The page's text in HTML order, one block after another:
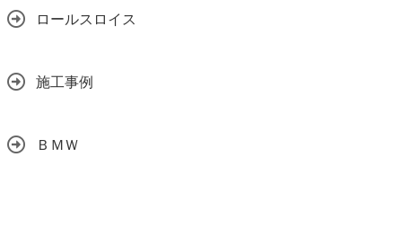
ロールスロイス
施工事例
ＢＭＷ